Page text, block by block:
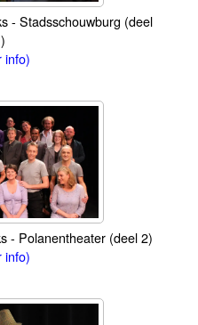
- Stadsschouwburg (deel
info)
- Polanentheater (deel 2)
info)